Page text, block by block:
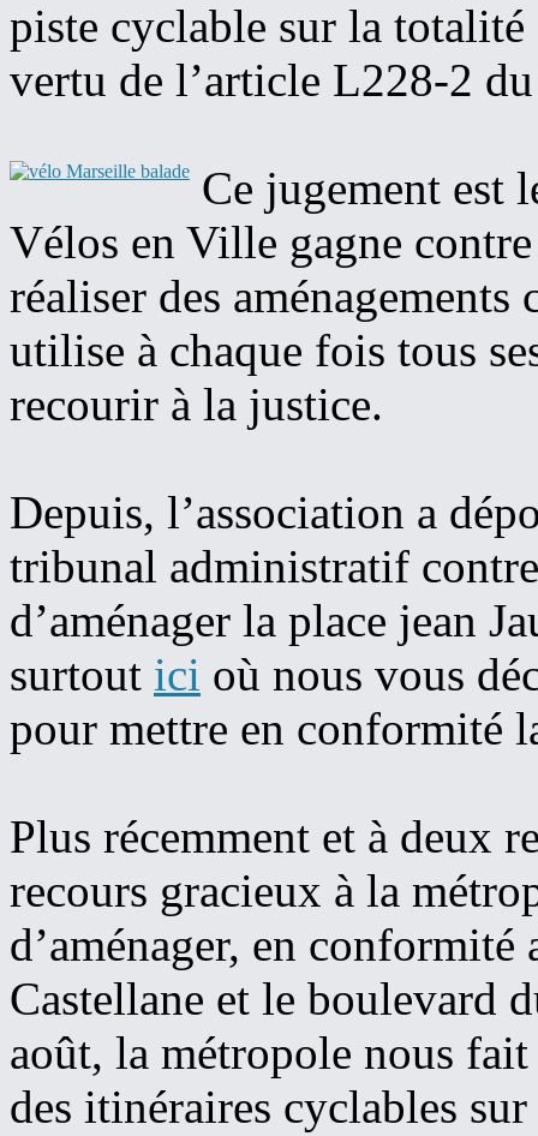
piste cyclable sur la totalité
vertu de l’article L228-2
Ce jugement est
Vélos en Ville gagne
réaliser des
utilise à chaque fois tous
recourir à la justice.
Depuis, l’association a
tribunal administratif
d’aménager la place jean
surtout ici où nous vous
pour mettre en conformité
Plus récemment et à deux
recours gracieux à la
d’aménager, en
Castellane et le boulevard
août, la métropole nous fait
des itinéraires cyclables